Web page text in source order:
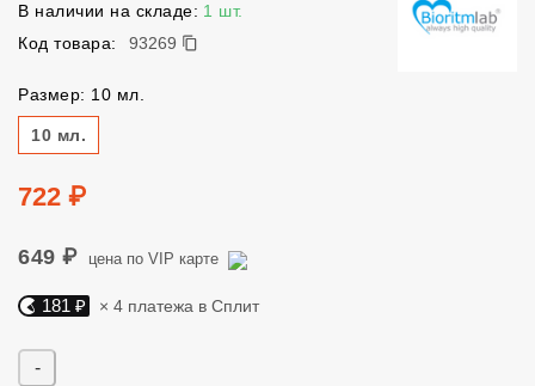
В наличии на складе: 1 шт.
Код товара:
93269
93269
Размер: 10 мл.
Размер
10 мл.
Цена
722 ₽
649 ₽ цена по VIP карте
Яндекс Сплит. 181 руб, 4 платежа в Сплит
181 ₽ × 4 платежа в Сплит